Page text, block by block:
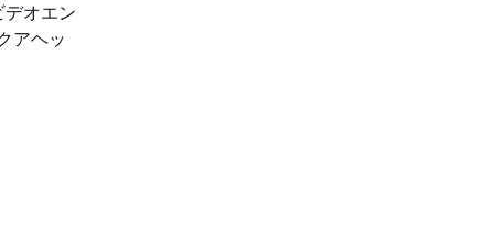
デオエン
アヘッ